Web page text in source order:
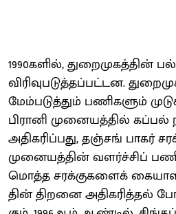
1990களில், துறைமுகத்​தின்
விரிவுபடுத்​தப்​பட்டன.
மேம்​படுத்​தும் பணிகளும்
பிரானி முனையத்​தில் கப்பல்
அதிகரிப்பது, தஞ்சங் பாகர்
முனையத்​தின் வளர்ச்​சிப்
மொத்த சரக்​கு​களைக்
தின் திறனை அதிகரித்தல்